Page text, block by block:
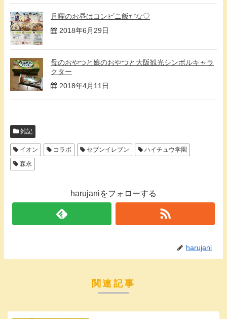
月曜のお昼はコンビニ飯だな♡
2018年6月29日
母のおやつと娘のおやつと大阪観光シンボルキャラ
クター
2018年4月11日
雑記
イオン コラボ セブンイレブン
ハイチュウ学園
森永
harujaniをフォローする
harujani
関連記事